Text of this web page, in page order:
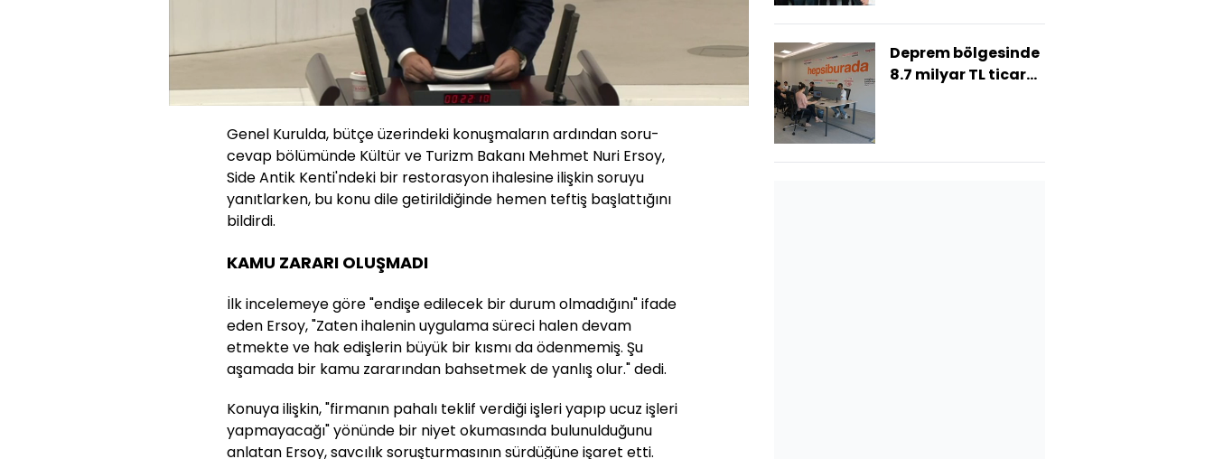
Sesi
Yüklendi:
32.97%
Oynatma
Hızı
Genel Kurulda, bütçe üzerindeki konuşmaların ardından soru-
cevap bölümünde Kültür ve Turizm Bakanı Mehmet Nuri Ersoy,
Side Antik Kenti'ndeki bir restorasyon ihalesine ilişkin soruyu
yanıtlarken, bu konu dile getirildiğinde hemen teftiş başlattığını
bildirdi.
KAMU ZARARI OLUŞMADI
İlk incelemeye göre "endişe edilecek bir durum olmadığını" ifade
eden Ersoy, "Zaten ihalenin uygulama süreci halen devam
etmekte ve hak edişlerin büyük bir kısmı da ödenmemiş. Şu
aşamada bir kamu zararından bahsetmek de yanlış olur." dedi.
Konuya ilişkin, "firmanın pahalı teklif verdiği işleri yapıp ucuz işleri
yapmayacağı" yönünde bir niyet okumasında bulunulduğunu
anlatan Ersoy, savcılık soruşturmasının sürdüğüne işaret etti.
Deprem bölgesinde
8.7 milyar TL ticaret